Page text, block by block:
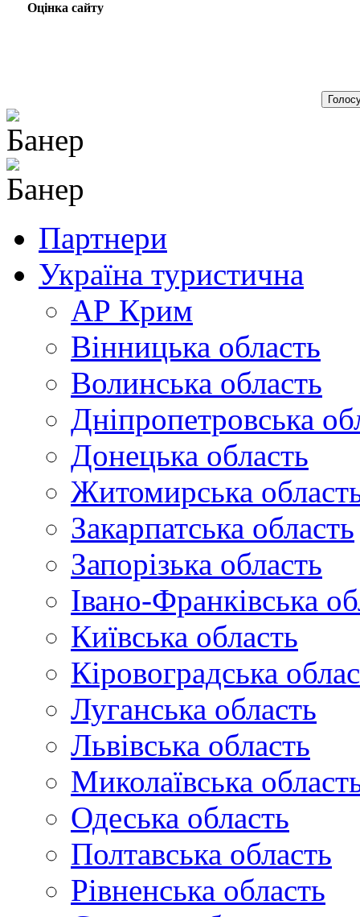
Оцінка сайту
Партнери
Україна туристична
АР Крим
Вінницька область
Волинська область
Дніпропетровська
Донецька область
Житомирська
Закарпатська область
Запорізька область
Івано-Франківська
Київська область
Кіровоградська
Луганська область
Львівська область
Миколаївська
Одеська область
Полтавська область
Рівненська область